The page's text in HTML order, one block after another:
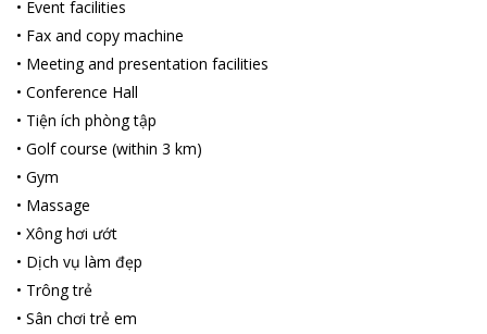
run nếu không chuẩn bị áo khoác ấm.
Đi dạo Hồ Xuân Hương vào buổi đêm sẽ thích hợp hơn với
những cặp đôi thuê xe đi trên chiếc xe đạp ngắm cảnh, thư giãn,
trò chuyện khiến cho chuyến đi của du khách thêm nhiều kỷ
niệm đẹp.
Bên cạnh đó còn rất nhiều điểm đến để du khách chọn lựa như:
vườn hoa, thung lung tình yêu, Chợ Đà Lạt, Thiền Viện Trúc
Lâm…
• Event facilities
• Fax and copy machine
• Meeting and presentation facilities
• Conference Hall
• Tiện ích phòng tập
• Golf сourse (within 3 km)
• Gym
• Massage
• Xông hơi ướt
• Dịch vụ làm đẹp
• Trông trẻ
• Sân chơi trẻ em